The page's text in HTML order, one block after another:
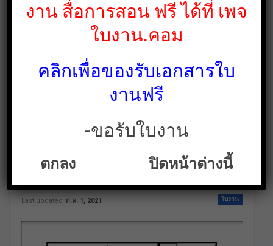
ใบงานแบบฝึกหัดการ
งานอาชีพ ป.5
ใบงาน
Last updated ก.ค. 1, 2021
งาน สื่อการสอน ฟรี ได้ที่ เพจ
ใบงาน.คอม
คลิกเพื่อของรับเอกสารใบ
งานฟรี
-ขอรับใบงาน
ตกลง ปิดหน้าต่างนี้